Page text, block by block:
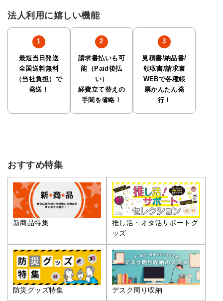
法人利用に嬉しい機能
最短当日発送
全国送料無料
（当社負担）で
発送！
請求書払いも可
能（Paid後払
い）
経費立て替えの
手間を省略！
見積書/納品書/
領収書/請求書
WEBで各種帳
票かんたん発
行！
おすすめ特集
新商品特集
推し活・オタ活サポートグ
ッズ
防災グッズ特集 デスク周り収納